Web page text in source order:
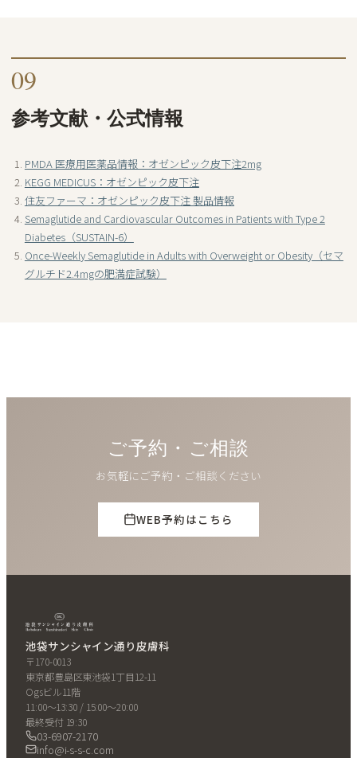
09
参考文献・公式情報
PMDA 医療用医薬品情報：オゼンピック皮下注2mg
KEGG MEDICUS：オゼンピック皮下注
住友ファーマ：オゼンピック皮下注 製品情報
Semaglutide and Cardiovascular Outcomes in Patients with Type 2
Diabetes（SUSTAIN-6）
Once-Weekly Semaglutide in Adults with Overweight or Obesity（セマ
グルチド2.4mgの肥満症試験）
ご予約・ご相談
お気軽にご予約・ご相談ください
WEB予約はこちら
池袋サンシャイン通り皮膚科
〒170-0013
東京都豊島区東池袋1丁目12-11
Ogsビル11階
11:00〜13:30 / 15:00〜20:00
最終受付 19:30
03-6907-2170
info@i-s-s-c.com